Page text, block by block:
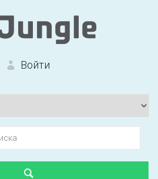
Войти